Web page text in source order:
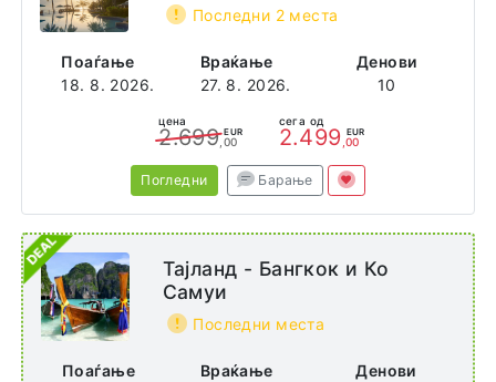
Поаѓање
18. 8. 2026.
Враќање
27. 8. 2026.
Денови
10
Последни 2 места
цена
2.699 EUR
,00
сега од
2.499 EUR
,00
Погледни Барање
Поаѓање
Враќање
Денови
Тајланд - Бангкок и Ко
Самуи
Последни места